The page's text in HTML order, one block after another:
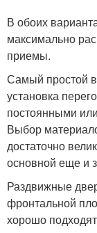
В обоих
максимально
приемы.
Самый простой
установка
постоянными
Выбор
достаточно
основной еще и
Раздвижные
фронтальной
хорошо